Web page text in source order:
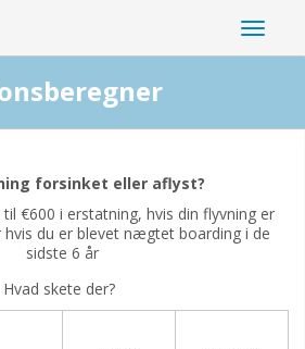
Ja
forsinket eller aflyst?
€600 i erstatning, hvis din flyvning er
du er blevet nægtet boarding i de
sidste 6 år
Hvad skete der?